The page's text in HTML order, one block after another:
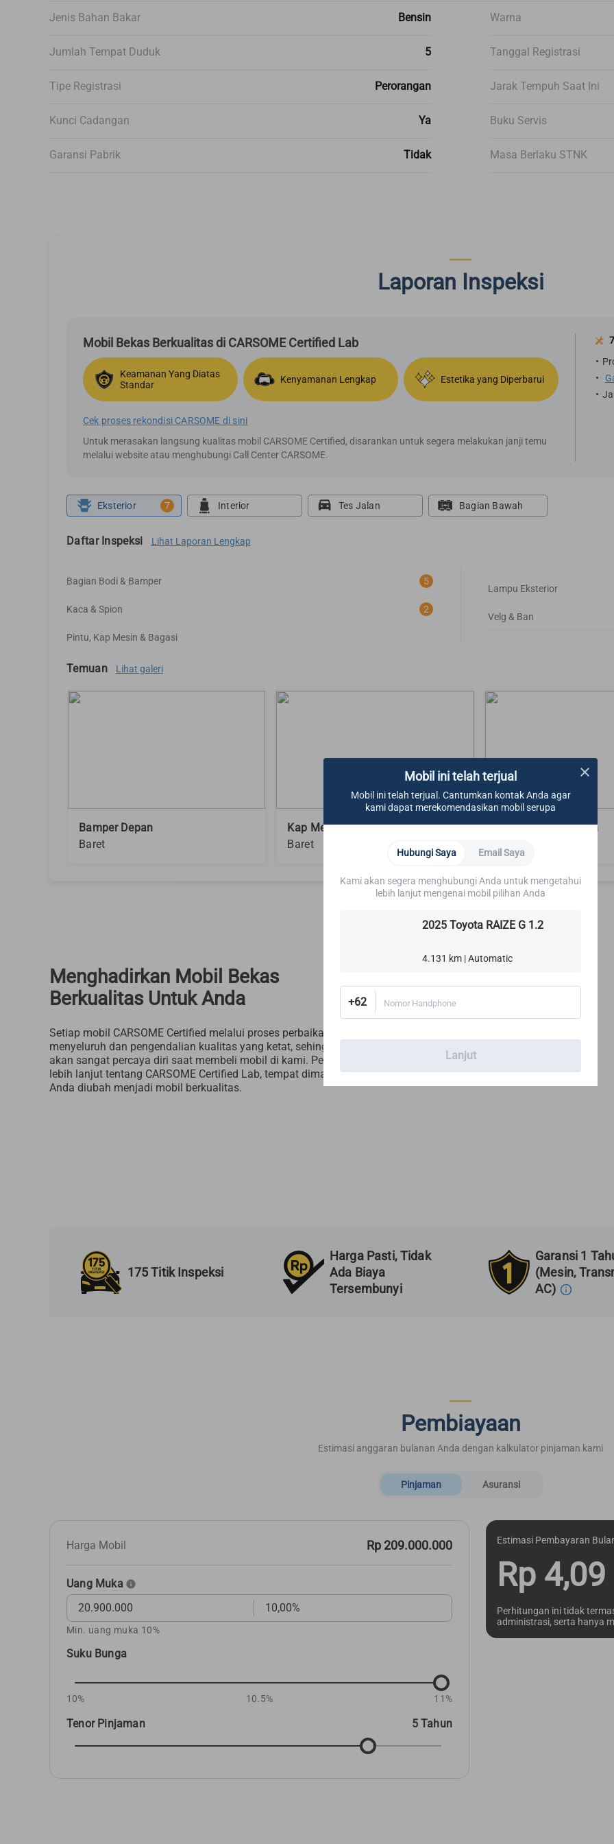
Jenis Bahan Bakar Bensin Warna
Jumlah Tempat Duduk 5 Tanggal Registrasi
Tipe Registrasi Perorangan Jarak Tempuh Saat Ini
Kunci Cadangan Ya Buku Servis
Garansi Pabrik Tidak Masa Berlaku STNK
Laporan Inspeksi
Mobil Bekas Berkualitas di CARSOME Certified Lab
Keamanan Yang Diatas
Standar
Kenyamanan Lengkap Estetika yang Diperbarui
Cek proses rekondisi CARSOME di sini
Untuk merasakan langsung kualitas mobil CARSOME Certified, disarankan untuk segera melakukan janji temu
melalui website atau menghubungi Call Center CARSOME.
Eksterior 7 Interior Tes Jalan Bagian Bawah
Daftar Inspeksi Lihat Laporan Lengkap
Bagian Bodi & Bamper 5
Kaca & Spion 2
Pintu, Kap Mesin & Bagasi
Lampu Eksterior
Velg & Ban
Temuan Lihat galeri
Bamper Depan
Baret
Kap Mesin
Baret
Fender kanan depan
Menghadirkan Mobil Bekas
Berkualitas Untuk Anda
Setiap mobil CARSOME Certified melalui proses perbaikan
menyeluruh dan pengendalian kualitas yang ketat, sehingga Anda
akan sangat percaya diri saat membeli mobil di kami. Pelajari
lebih lanjut tentang CARSOME Certified Lab, tempat dimana mobil
Anda diubah menjadi mobil berkualitas.
175 Titik Inspeksi
Harga Pasti, Tidak
Ada Biaya
Tersembunyi
Garansi 1
(Mesin,
AC)
Pembiayaan
Estimasi anggaran bulanan Anda dengan kalkulator pinjaman kami
Pinjaman Asuransi
Harga Mobil Rp 209.000.000
Uang Muka
Min. uang muka 10%
Suku Bunga
10% 10.5% 11%
Tenor Pinjaman 5 Tahun
Estimasi Pembayaran
Rp
Perhitungan ini tidak
administrasi, serta hanya
Mobil ini telah terjual
Mobil ini telah terjual. Cantumkan kontak Anda agar
kami dapat merekomendasikan mobil serupa
Hubungi Saya Email Saya
Kami akan segera menghubungi Anda untuk mengetahui
lebih lanjut mengenai mobil pilihan Anda
2025 Toyota RAIZE G 1.2
4.131 km | Automatic
+62 Nomor Handphone
Lanjut